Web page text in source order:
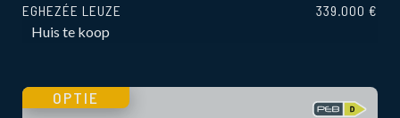
EGHEZÉE LEUZE
Huis te koop
339.000 €
OPTIE